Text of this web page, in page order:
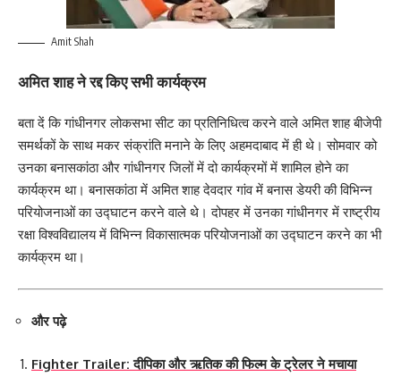
Amit Shah
अमित शाह ने रद्द किए सभी कार्यक्रम
बता दें कि गांधीनगर लोकसभा सीट का प्रतिनिधित्व करने वाले अमित शाह बीजेपी
समर्थकों के साथ मकर संक्रांति मनाने के लिए अहमदाबाद में ही थे। सोमवार को
उनका बनासकांठा और गांधीनगर जिलों में दो कार्यक्रमों में शामिल होने का
कार्यक्रम था। बनासकांठा में अमित शाह देवदार गांव में बनास डेयरी की विभिन्न
परियोजनाओं का उद्घाटन करने वाले थे। दोपहर में उनका गांधीनगर में राष्ट्रीय
रक्षा विश्वविद्यालय में विभिन्न विकासात्मक परियोजनाओं का उद्घाटन करने का भी
कार्यक्रम था।
और पढ़े
Fighter Trailer: दीपिका और ऋतिक की फिल्म के ट्रेलर ने मचाया